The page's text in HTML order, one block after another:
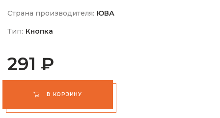
Страна производителя: ЮВА
Тип: Кнопка
291 ₽
В КОРЗИНУ